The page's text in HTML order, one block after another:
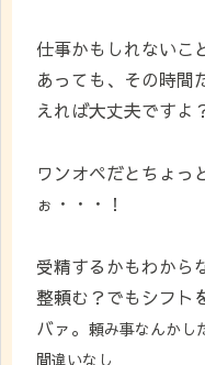
仕事かもしれないこ
あっても、その時間
えれば大丈夫ですよ
ワンオペだとちょっ
ぉ・・・！
受精するかもわから
整頼む？でもシフト
バァ。 頼み事なんかし
間違いなし